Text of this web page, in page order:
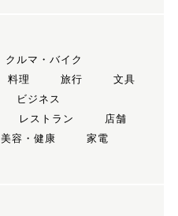
クルマ・バイク
料理 旅行
文具
ビジネス
レストラン
店舗
美容・健康
家電